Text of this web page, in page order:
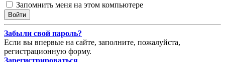
Запомнить меня на этом компьютере
Забыли свой пароль?
Если вы впервые на сайте, заполните, пожалуйста,
регистрационную форму.